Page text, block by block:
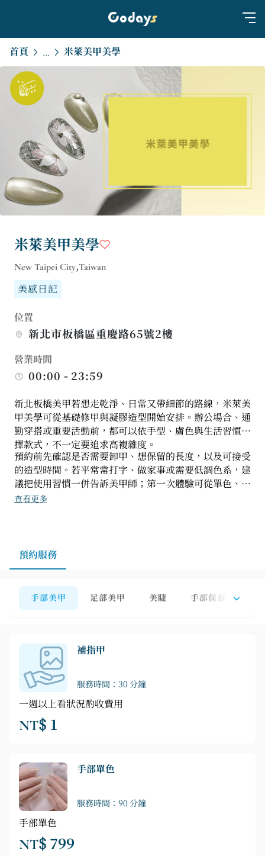
首頁 ... 米萊美甲美學
米萊美甲美學
New Taipei City,Taiwan
美感日記
位置
新北市板橋區重慶路65號2樓
營業時間
00:00 - 23:59
新北板橋美甲若想走乾淨、日常又帶細節的路線，米萊美
甲美學可從基礎修甲與凝膠造型開始安排。辦公場合、通
勤穿搭或重要活動前，都可以依手型、膚色與生活習慣選
擇款式，不一定要追求高複雜度。
預約前先確認是否需要卸甲、想保留的長度，以及可接受
的造型時間。若平常常打字、做家事或需要低調色系，建
議把使用習慣一併告訴美甲師；第一次體驗可從單色、跳
色或小設計開始，再視維持狀況調整下次款式；若手部使
查看更多
預約服務
手部美甲 足部美甲 美睫 手部保養
補指甲
服務時間：30 分鐘
一週以上看狀況酌收費用
NT$ 1
手部單色
服務時間：90 分鐘
手部單色
NT$ 799